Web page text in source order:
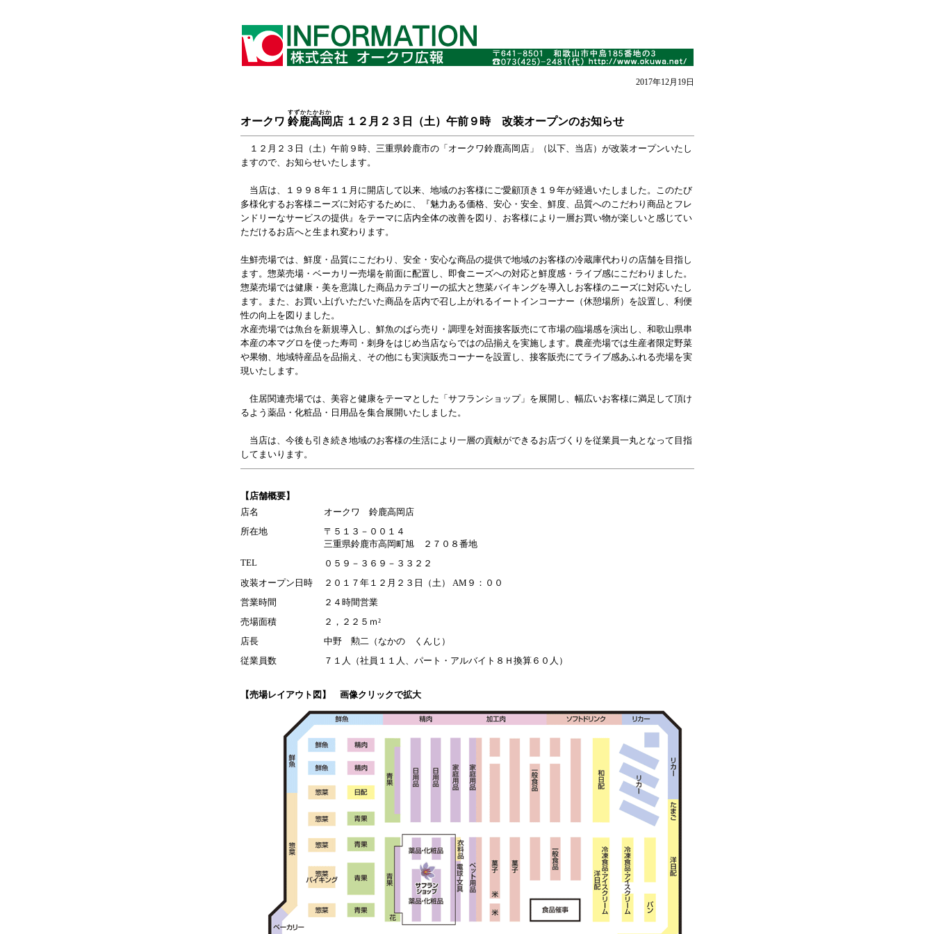
2017年12月19日
オークワ 鈴鹿高岡
すずかたかおか
店 １２月２３日（土）午前９時 改装オープンのお知らせ
１２月２３日（土）午前９時、三重県鈴鹿市の「オークワ鈴鹿高岡店」（以下、当店）が改装オープンいたし
ますので、お知らせいたします。
当店は、１９９８年１１月に開店して以来、地域のお客様にご愛顧頂き１９年が経過いたしました。このたび
多様化するお客様ニーズに対応するために、『魅力ある価格、安心・安全、鮮度、品質へのこだわり商品とフレ
ンドリーなサービスの提供』をテーマに店内全体の改善を図り、お客様により一層お買い物が楽しいと感じてい
ただけるお店へと生まれ変わります。
生鮮売場では、鮮度・品質にこだわり、安全・安心な商品の提供で地域のお客様の冷蔵庫代わりの店舗を目指し
ます。惣菜売場・ベーカリー売場を前面に配置し、即食ニーズへの対応と鮮度感・ライブ感にこだわりました。
惣菜売場では健康・美を意識した商品カテゴリーの拡大と惣菜バイキングを導入しお客様のニーズに対応いたし
ます。また、お買い上げいただいた商品を店内で召し上がれるイートインコーナー（休憩場所）を設置し、利便
性の向上を図りました。
水産売場では魚台を新規導入し、鮮魚のばら売り・調理を対面接客販売にて市場の臨場感を演出し、和歌山県串
本産の本マグロを使った寿司・刺身をはじめ当店ならではの品揃えを実施します。農産売場では生産者限定野菜
や果物、地域特産品を品揃え、その他にも実演販売コーナーを設置し、接客販売にてライブ感あふれる売場を実
現いたします。
住居関連売場では、美容と健康をテーマとした「サフランショップ」を展開し、幅広いお客様に満足して頂け
るよう薬品・化粧品・日用品を集合展開いたしました。
当店は、今後も引き続き地域のお客様の生活により一層の貢献ができるお店づくりを従業員一丸となって目指
してまいります。
【店舗概要】
店名
オークワ 鈴鹿高岡店
所在地
〒５１３－００１４
三重県鈴鹿市高岡町旭 ２７０８番地
TEL
０５９－３６９－３３２２
改装オープン日時
２０１７年１２月２３日（土） AM９：００
営業時間
２４時間営業
売場面積
２，２２５ｍ²
店長
中野 勲二（なかの くんじ）
従業員数
７１人（社員１１人、パート・アルバイト８Ｈ換算６０人）
【売場レイアウト図】 画像クリックで拡大